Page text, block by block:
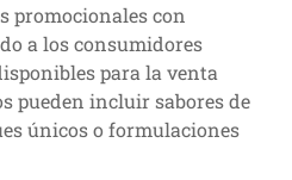
promocionales con
a los consumidores
para la venta
pueden incluir sabores de
únicos o formulaciones